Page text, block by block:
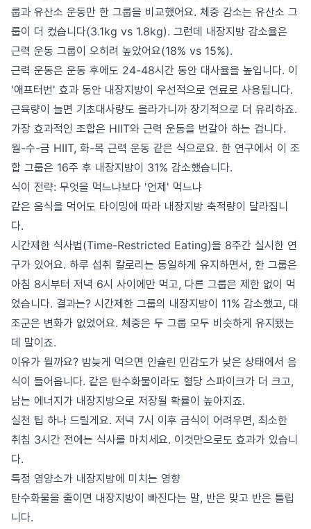
룹과 유산소 운동만 한 그룹을 비교했어요. 체중 감소는 유산소 그
룹이 더 컸습니다(3.1kg vs 1.8kg). 그런데 내장지방 감소율은
근력 운동 그룹이 오히려 높았어요(18% vs 15%).
근력 운동은 운동 후에도 24-48시간 동안 대사율을 높입니다. 이
'애프터번' 효과 동안 내장지방이 우선적으로 연료로 사용됩니다.
근육량이 늘면 기초대사량도 올라가니까 장기적으로 더 유리하죠.
가장 효과적인 조합은 HIIT와 근력 운동을 번갈아 하는 겁니다.
월-수-금 HIIT, 화-목 근력 운동 같은 식으로요. 한 연구에서 이 조
합 그룹은 16주 후 내장지방이 31% 감소했습니다.
식이 전략: 무엇을 먹느냐보다 '언제' 먹느냐
같은 음식을 먹어도 타이밍에 따라 내장지방 축적량이 달라집니
다.
시간제한 식사법(Time-Restricted Eating)을 8주간 실시한 연
구가 있어요. 하루 섭취 칼로리는 동일하게 유지하면서, 한 그룹은
아침 8시부터 저녁 6시 사이에만 먹고, 다른 그룹은 제한 없이 먹
었습니다. 결과는? 시간제한 그룹의 내장지방이 11% 감소했고, 대
조군은 변화가 없었어요. 체중은 두 그룹 모두 비슷하게 유지됐는
데 말이죠.
이유가 뭘까요? 밤늦게 먹으면 인슐린 민감도가 낮은 상태에서 음
식이 들어옵니다. 같은 탄수화물이라도 혈당 스파이크가 더 크고,
남는 에너지가 내장지방으로 저장될 확률이 높아지죠.
실천 팁 하나 드릴게요. 저녁 7시 이후 금식이 어려우면, 최소한
취침 3시간 전에는 식사를 마치세요. 이것만으로도 효과가 있습니
다.
특정 영양소가 내장지방에 미치는 영향
탄수화물을 줄이면 내장지방이 빠진다는 말, 반은 맞고 반은 틀립
니다.